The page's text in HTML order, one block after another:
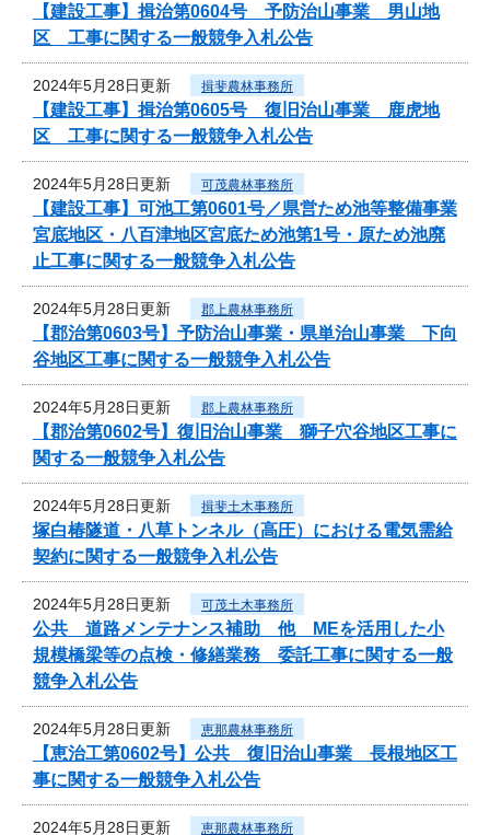
【建設工事】揖治第0604号 予防治山事業 男山地
区 工事に関する一般競争入札公告
2024年5月28日更新 揖斐農林事務所
【建設工事】揖治第0605号 復旧治山事業 鹿虎地
区 工事に関する一般競争入札公告
2024年5月28日更新 可茂農林事務所
【建設工事】可池工第0601号／県営ため池等整備事業
宮底地区・八百津地区宮底ため池第1号・原ため池廃
止工事に関する一般競争入札公告
2024年5月28日更新 郡上農林事務所
【郡治第0603号】予防治山事業・県単治山事業 下向
谷地区工事に関する一般競争入札公告
2024年5月28日更新 郡上農林事務所
【郡治第0602号】復旧治山事業 獅子穴谷地区工事に
関する一般競争入札公告
2024年5月28日更新 揖斐土木事務所
塚白椿隧道・八草トンネル（高圧）における電気需給
契約に関する一般競争入札公告
2024年5月28日更新 可茂土木事務所
公共 道路メンテナンス補助 他 MEを活用した小
規模橋梁等の点検・修繕業務 委託工事に関する一般
競争入札公告
2024年5月28日更新 恵那農林事務所
【恵治工第0602号】公共 復旧治山事業 長根地区工
事に関する一般競争入札公告
2024年5月28日更新 恵那農林事務所